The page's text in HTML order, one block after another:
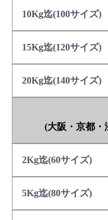
(大阪・京都・